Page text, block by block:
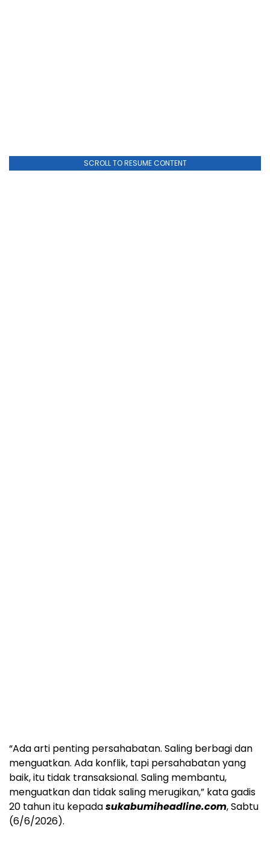
SCROLL TO RESUME CONTENT
“Ada arti penting persahabatan. Saling berbagi dan
menguatkan. Ada konflik, tapi persahabatan yang
baik, itu tidak transaksional. Saling membantu,
menguatkan dan tidak saling merugikan,” kata gadis
20 tahun itu kepadasukabumiheadline.com, Sabtu
(6/6/2026).